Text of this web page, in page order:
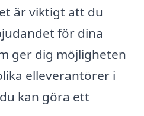
är viktigt att du
för dina
ger dig möjligheten
elleverantörer i
kan göra ett